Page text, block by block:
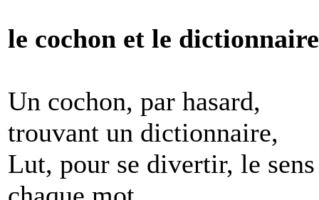
le cochon et le dictionnaire
Un cochon, par hasard,
trouvant un dictionnaire,
Lut, pour se divertir, le